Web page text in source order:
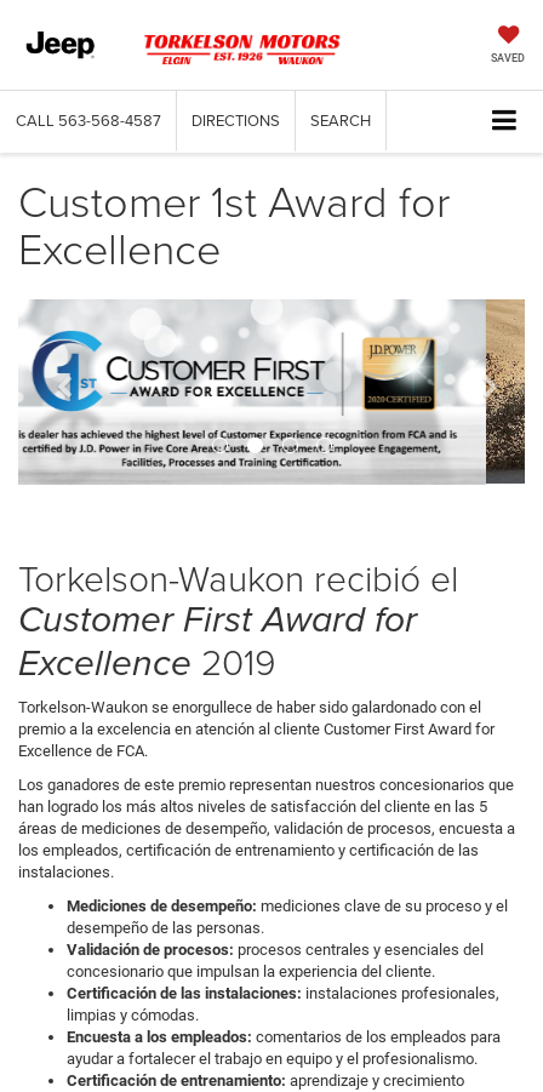
SAVED
CALL 563-568-4587 DIRECTIONS SEARCH
Customer 1st Award for
Excellence
Previous
banner
Next
Torkelson-Waukon recibió el
Customer First Award for
Excellence 2019
Torkelson-Waukon se enorgullece de haber sido galardonado con el
premio a la excelencia en atención al cliente Customer First Award for
Excellence de FCA.
Los ganadores de este premio representan nuestros concesionarios que
han logrado los más altos niveles de satisfacción del cliente en las 5
áreas de mediciones de desempeño, validación de procesos, encuesta a
los empleados, certificación de entrenamiento y certificación de las
instalaciones.
Mediciones de desempeño: mediciones clave de su proceso y el
desempeño de las personas.
Validación de procesos: procesos centrales y esenciales del
concesionario que impulsan la experiencia del cliente.
Certificación de las instalaciones: instalaciones profesionales,
limpias y cómodas.
Encuesta a los empleados: comentarios de los empleados para
ayudar a fortalecer el trabajo en equipo y el profesionalismo.
Certificación de entrenamiento: aprendizaje y crecimiento